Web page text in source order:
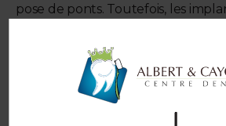
pose de ponts. Toutefois, les
En outre, pour que la procédure
soit réussie, vous devez avoir un
d'os au niveau de la mâchoire. Si